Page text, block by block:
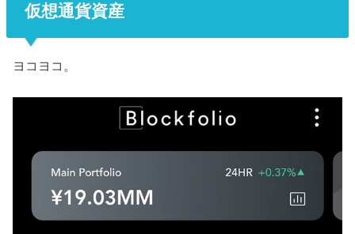
仮想通貨資産
ヨコヨコ。